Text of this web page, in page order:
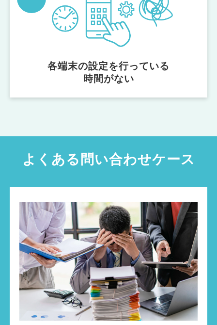
各端末の設定を行っている
時間がない
よくある問い合わせケース